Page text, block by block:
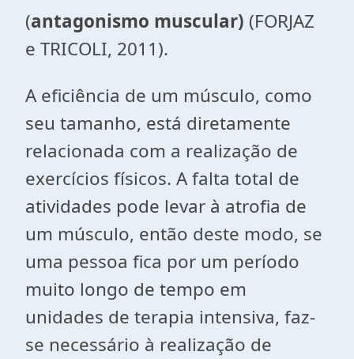
(antagonismo muscular) (FORJAZ
e TRICOLI, 2011).
A eficiência de um músculo, como
seu tamanho, está diretamente
relacionada com a realização de
exercícios físicos. A falta total de
atividades pode levar à atrofia de
um músculo, então deste modo, se
uma pessoa fica por um período
muito longo de tempo em
unidades de terapia intensiva, faz-
se necessário à realização de